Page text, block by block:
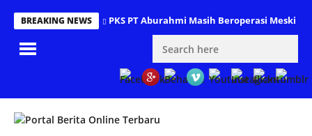
BREAKING NEWS PKS PT Aburahmi Masih Beroperasi Meski